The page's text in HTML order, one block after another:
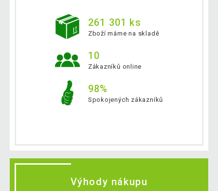
261 301 ks
Zboží máme na skladě
10
Zákazníků online
98%
Spokojených zákazníků
Výhody nákupu